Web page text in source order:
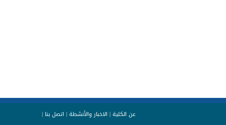
عن الكلية|الاخبار والأنشطة|اتصل بنا|